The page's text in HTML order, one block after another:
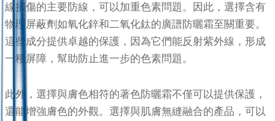
線損傷的主要防線，可以加重色素問題。因此，選擇含有
物理屏蔽劑如氧化鋅和二氧化鈦的廣譜防曬霜至關重要。
這些成分提供卓越的保護，因為它們能反射紫外線，形成
一種屏障，幫助防止進一步的色素問題。
此外，選擇與膚色相符的著色防曬霜不僅可以提供保護，
還能增強膚色的外觀。選擇與肌膚無縫融合的產品，可以